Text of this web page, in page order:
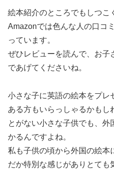
絵本紹介のところでもしつこ
Amazonでは色んな人の口コ
っています。
ぜひレビューを読んで、お子
であげてくださいね。
小さな子に英語の絵本をプレ
ある方もいらっしゃるかもし
とがない小さな子供でも、
かる んですよね。
私も子供の頃から外国の絵本
だか特別な感じがありとても